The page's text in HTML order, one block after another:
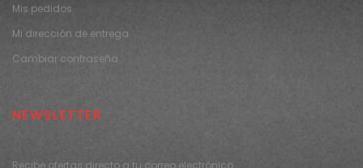
Mis pedidos
Mi dirección de entrega
Cambiar contraseña
NEWSLETTER
Recibe ofertas directo a tu correo electrónico